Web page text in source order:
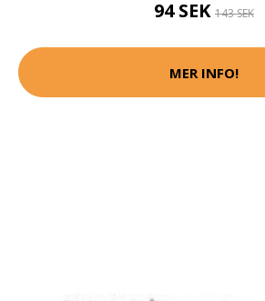
94 SEK 143 SEK
MER INFO!